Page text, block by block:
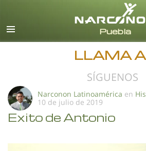
Todas
LLAMA
SÍGUENOS
Narconon Latinoamérica en
10 de julio de 2019
Exito de Antonio